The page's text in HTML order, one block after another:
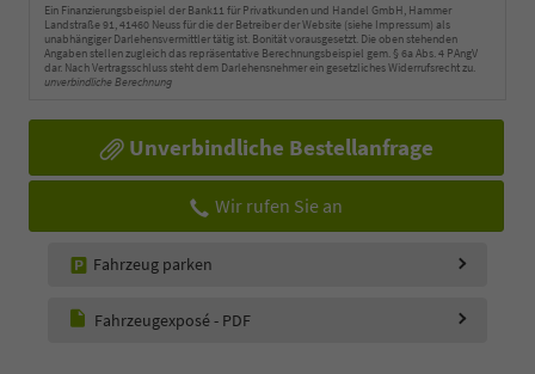
Ein Finanzierungsbeispiel der Bank11 für Privatkunden und Handel GmbH, Hammer
Landstraße 91, 41460 Neuss für die der Betreiber der Website (siehe Impressum) als
unabhängiger Darlehensvermittler tätig ist. Bonität vorausgesetzt. Die oben stehenden
Angaben stellen zugleich das repräsentative Berechnungsbeispiel gem. § 6a Abs. 4 PAngV
dar. Nach Vertragsschluss steht dem Darlehensnehmer ein gesetzliches Widerrufsrecht zu.
unverbindliche Berechnung
Unverbindliche Bestellanfrage
Wir rufen Sie an
Fahrzeug parken
Fahrzeugexposé - PDF